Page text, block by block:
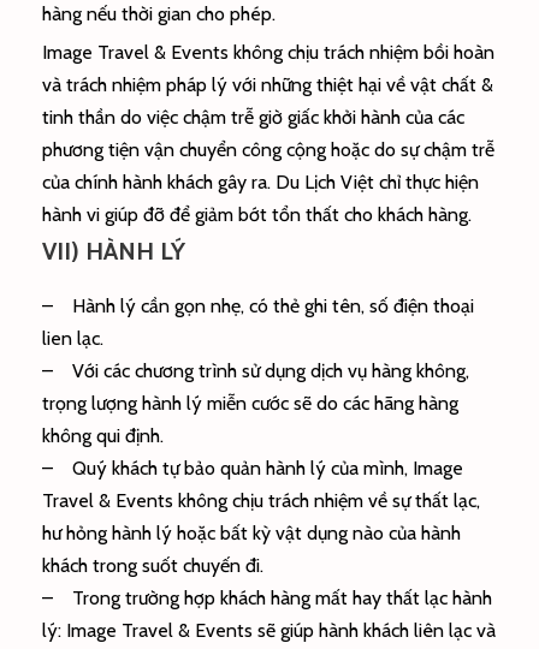
hàng nếu thời gian cho phép.
Image Travel & Events không chịu trách nhiệm bồi hoàn
và trách nhiệm pháp lý với những thiệt hại về vật chất &
tinh thần do việc chậm trễ giờ giấc khởi hành của các
phương tiện vận chuyển công cộng hoặc do sự chậm trễ
của chính hành khách gây ra. Du Lịch Việt chỉ thực hiện
hành vi giúp đỡ để giảm bớt tổn thất cho khách hàng.
VII) HÀNH LÝ
– Hành lý cần gọn nhẹ, có thẻ ghi tên, số điện thoại
lien lạc.
– Với các chương trình sử dụng dịch vụ hàng không,
trọng lượng hành lý miễn cước sẽ do các hãng hàng
không qui định.
– Quý khách tự bảo quản hành lý của mình, Image
Travel & Events không chịu trách nhiệm về sự thất lạc,
hư hỏng hành lý hoặc bất kỳ vật dụng nào của hành
khách trong suốt chuyến đi.
– Trong trường hợp khách hàng mất hay thất lạc hành
lý: Image Travel & Events sẽ giúp hành khách liên lạc và